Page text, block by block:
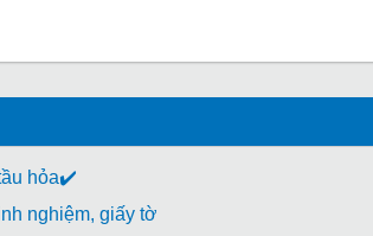
hỏa✔️
nghiệm, giấy tờ